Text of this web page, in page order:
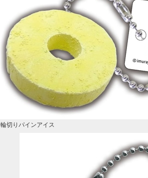
輪切りパインアイス